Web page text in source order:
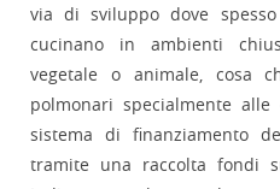
via di sviluppo dove
cucinano in ambienti
vegetale o animale, cosa
polmonari specialmente
sistema di finanziamento
tramite una raccolta fondi